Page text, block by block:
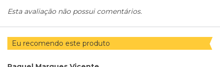
Esta avaliação não possui comentários.
Eu recomendo este produto